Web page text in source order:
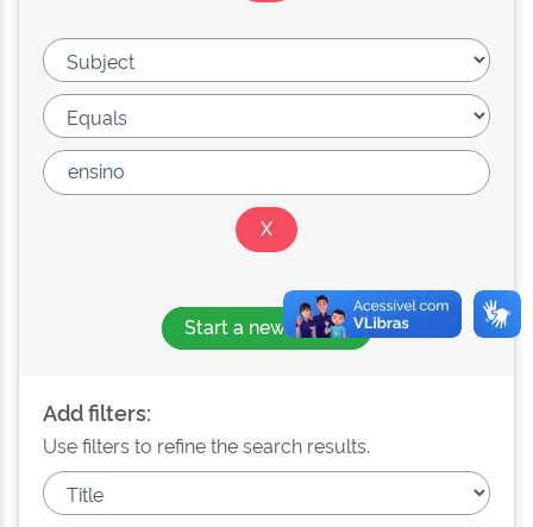
Start a new search
Add filters:
Use filters to refine the search results.